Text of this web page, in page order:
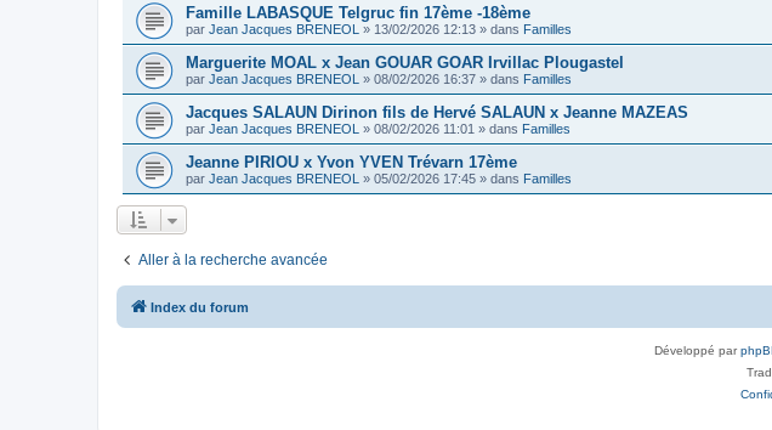
Famille LABASQUE Telgruc fin 17ème -18ème
par Jean Jacques BRENEOL » 13/02/2026 12:13 » dans Familles
Marguerite MOAL x Jean GOUAR GOAR Irvillac Plougastel
par Jean Jacques BRENEOL » 08/02/2026 16:37 » dans Familles
Jacques SALAUN Dirinon fils de Hervé SALAUN x Jeanne MAZEAS
par Jean Jacques BRENEOL » 08/02/2026 11:01 » dans Familles
Jeanne PIRIOU x Yvon YVEN Trévarn 17ème
par Jean Jacques BRENEOL » 05/02/2026 17:45 » dans Familles
Aller à la recherche avancée
Index du forum
Développé par